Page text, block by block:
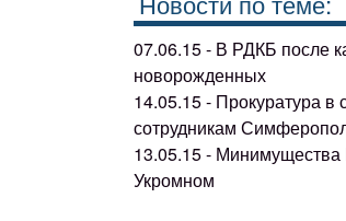
07.06.15 - В РДКБ после
новорожденных
14.05.15 - Прокуратура
сотрудникам
13.05.15 - Минимущества
Укромном